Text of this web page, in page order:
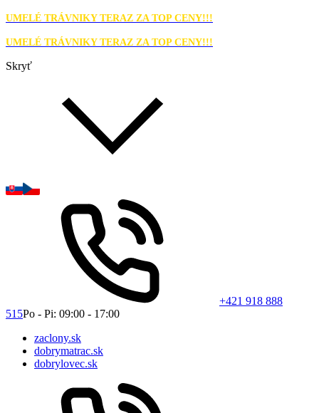
UMELÉ TRÁVNIKY TERAZ ZA TOP CENY!!!
UMELÉ TRÁVNIKY TERAZ ZA TOP CENY!!!
Skryť
+421 918 888
515Po - Pi: 09:00 - 17:00
zaclony.sk
dobrymatrac.sk
dobrylovec.sk